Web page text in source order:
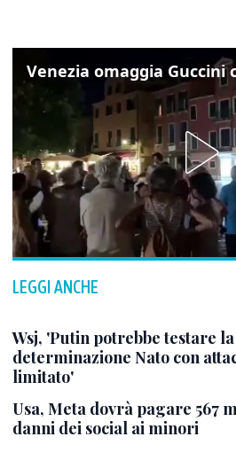
LEGGI ANCHE
Wsj, 'Putin potrebbe testare la
determinazione Nato con
limitato'
Usa, Meta dovrà pagare 567
danni dei social ai minori